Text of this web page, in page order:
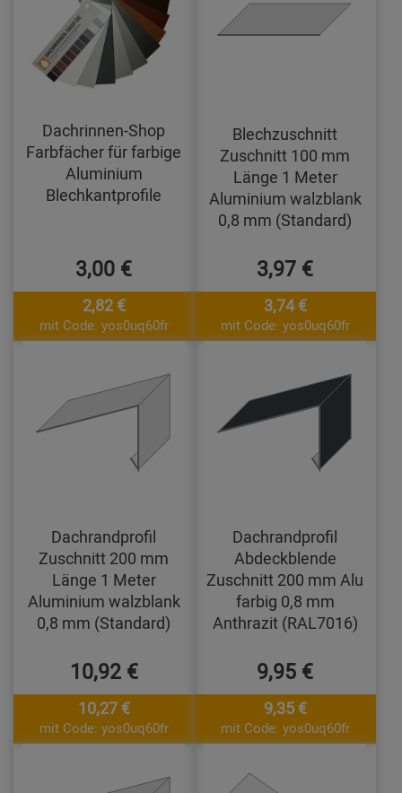
Dachrinnen-Shop
Farbfächer für farbige
Aluminium
Blechkantprofile
3,00 €
2,82 €
mit Code: yos0uq60fr
Blechzuschnitt
Zuschnitt 100 mm
Länge 1 Meter
Aluminium walzblank
0,8 mm (Standard)
3,97 €
3,74 €
mit Code: yos0uq60fr
Dachrandprofil
Zuschnitt 200 mm
Länge 1 Meter
Aluminium walzblank
0,8 mm (Standard)
10,92 €
10,27 €
mit Code: yos0uq60fr
Dachrandprofil
Abdeckblende
Zuschnitt 200 mm Alu
farbig 0,8 mm
Anthrazit (RAL7016)
9,95 €
9,35 €
mit Code: yos0uq60fr